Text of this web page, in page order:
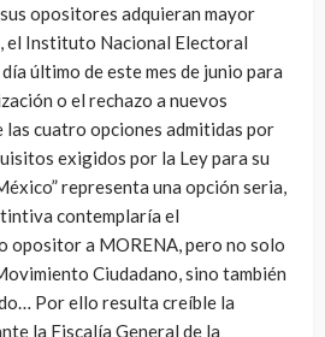
opositores adquieran mayor
el Instituto Nacional Electoral
último de este mes de junio para
o el rechazo a nuevos
cuatro opciones admitidas por
exigidos por la Ley para su
representa una opción seria,
contemplaría el
opositor a MORENA, pero no solo
Ciudadano, sino también
Por ello resulta creíble la
la Fiscalía General de la